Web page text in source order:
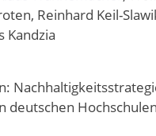
Reinhard Keil-
Kandzia
deutschen